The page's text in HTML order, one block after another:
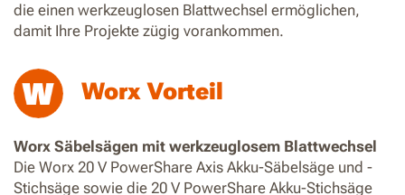
die einen werkzeuglosen Blattwechsel ermöglichen,
damit Ihre Projekte zügig vorankommen.
Worx Vorteil
Worx Säbelsägen mit werkzeuglosem Blattwechsel
Die Worx 20 V PowerShare Axis Akku-Säbelsäge und -
Stichsäge sowie die 20 V PowerShare Akku-Stichsäge